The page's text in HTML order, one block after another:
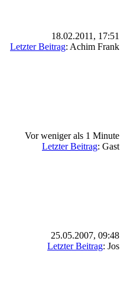
18.02.2011, 17:51
Letzter Beitrag: Achim Frank
Vor weniger als 1 Minute
Letzter Beitrag: Gast
25.05.2007, 09:48
Letzter Beitrag: Jos